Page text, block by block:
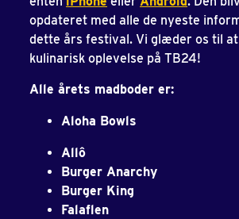
opdateret med alle de nyeste
dette års festival. Vi glæder os til at
kulinarisk oplevelse på TB24!
Alle årets madboder er:
Aloha Bowls
Allô
Burger Anarchy
Burger King
Falaflen